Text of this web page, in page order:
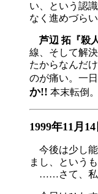
い、という認
なく進めづら
芦辺 拓『殺
線、そして解
たからなんだ
のが痛い。一
か!! 本末転倒
1999年11月14
今後は少し能
まし、というも
……さて、私